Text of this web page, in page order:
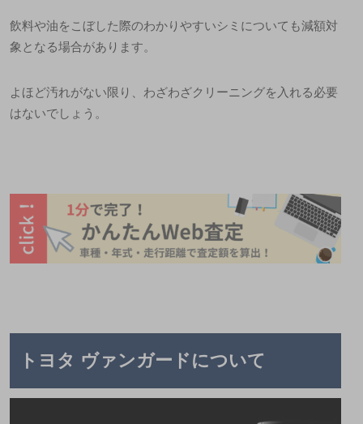
飲料や油をこぼした際のわかりやすいシミについても減額対
象となる場合があります。
よほど汚れがない限り、わざわざクリーニングを入れる必要
はないでしょう。
トヨタ ヴァンガードについて